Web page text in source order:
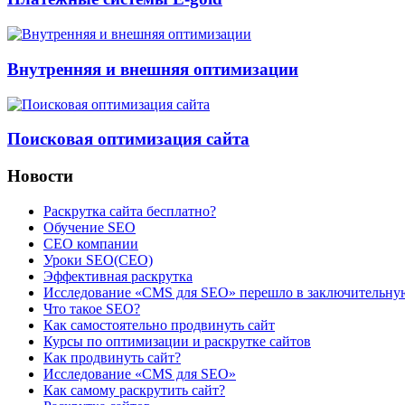
Внутренняя и внешняя оптимизации
Поисковая оптимизация сайта
Новости
Раскрутка сайта бесплатно?
Обучение SEO
CEO компании
Уроки SEO(СЕО)
Эффективная раскрутка
Исследование «CMS для SEO» перешло в
Что такое SEO?
Как самостоятельно продвинуть сайт
Курсы по оптимизации и раскрутке сайтов
Как продвинуть сайт?
Исследование «CMS для SEO»
Как самому раскрутить сайт?